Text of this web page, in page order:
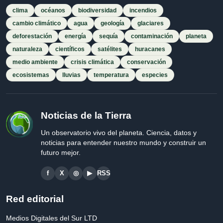
clima océanos biodiversidad
incendios
cambio climático
agua geología
glaciares
deforestación
energía sequía contaminación
planeta
naturaleza
científicos satélites
huracanes
medio ambiente
crisis climática
conservación
ecosistemas
lluvias temperatura especies
Noticias de la Tierra
Un observatorio vivo del planeta. Ciencia, datos y
noticias para entender nuestro mundo y construir un
futuro mejor.
f X ◎ ▶ RSS
Red editorial
Medios Digitales del Sur LTD